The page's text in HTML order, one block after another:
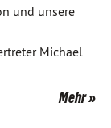
und unsere
Michael
Mehr